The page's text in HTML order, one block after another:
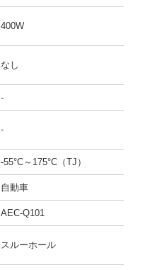
400W
なし
-
-
-55°C～175°C（TJ）
自動車
AEC-Q101
スルーホール